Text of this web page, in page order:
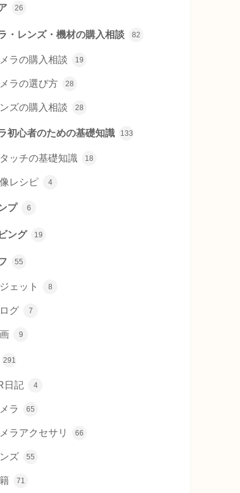
26
・レンズ・機材の購入相談 82
ラの購入相談 19
ラの選び方 28
ズの購入相談 28
初心者のための基礎知識 133
ッチの基礎知識 18
レシピ 4
プ 6
ング 19
55
ェット 8
グ 7
9
291
日記 4
ラ 65
ラアクセサリ 66
ズ 55
71